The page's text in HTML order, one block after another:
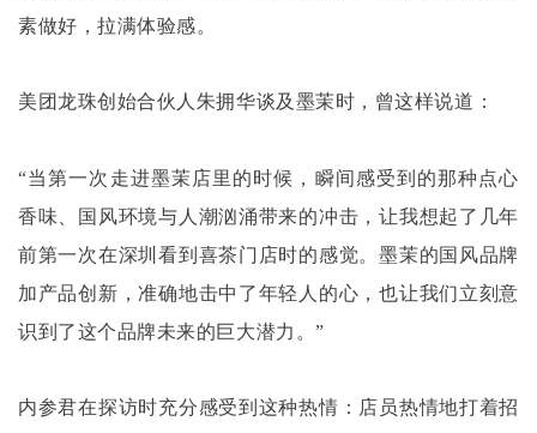
素做好，拉满体验感。
美团龙珠创始合伙人朱拥华谈及墨茉时，曾这样说道：
“当第一次走进墨茉店里的时候，瞬间感受到的那种点心
香味、国风环境与人潮汹涌带来的冲击，让我想起了几年
前第一次在深圳看到喜茶门店时的感觉。墨茉的国风品牌
加产品创新，准确地击中了年轻人的心，也让我们立刻意
识到了这个品牌未来的巨大潜力。”
内参君在探访时充分感受到这种热情：店员热情地打着招